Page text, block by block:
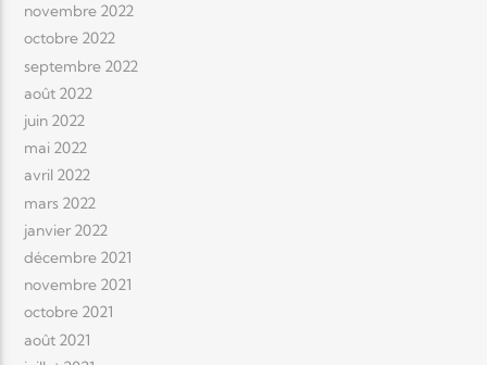
novembre 2022
octobre 2022
septembre 2022
août 2022
juin 2022
mai 2022
avril 2022
mars 2022
janvier 2022
décembre 2021
novembre 2021
octobre 2021
août 2021